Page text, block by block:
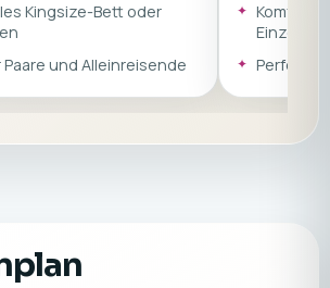
Kingsize-Bett oder
und Alleinreisende
Perfekt